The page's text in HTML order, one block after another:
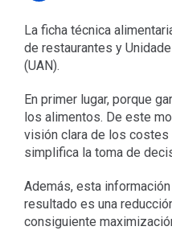
La ficha técnica
de restaurantes y
(UAN).
En primer lugar, porque
los alimentos. De este
visión clara de los costes
simplifica la toma de
Además, esta
resultado es una
consiguiente